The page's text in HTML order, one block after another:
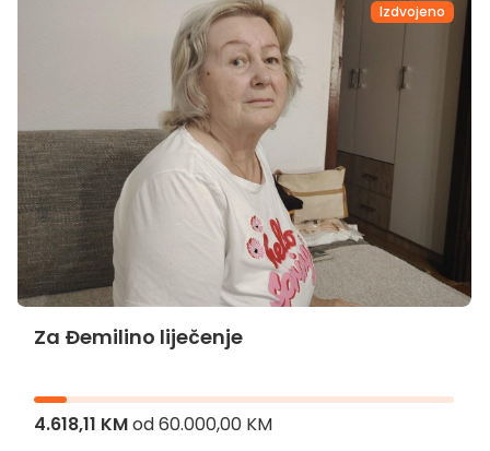
Izdvojeno
Za Đemilino liječenje
4.618,11 KMod60.000,00 KM